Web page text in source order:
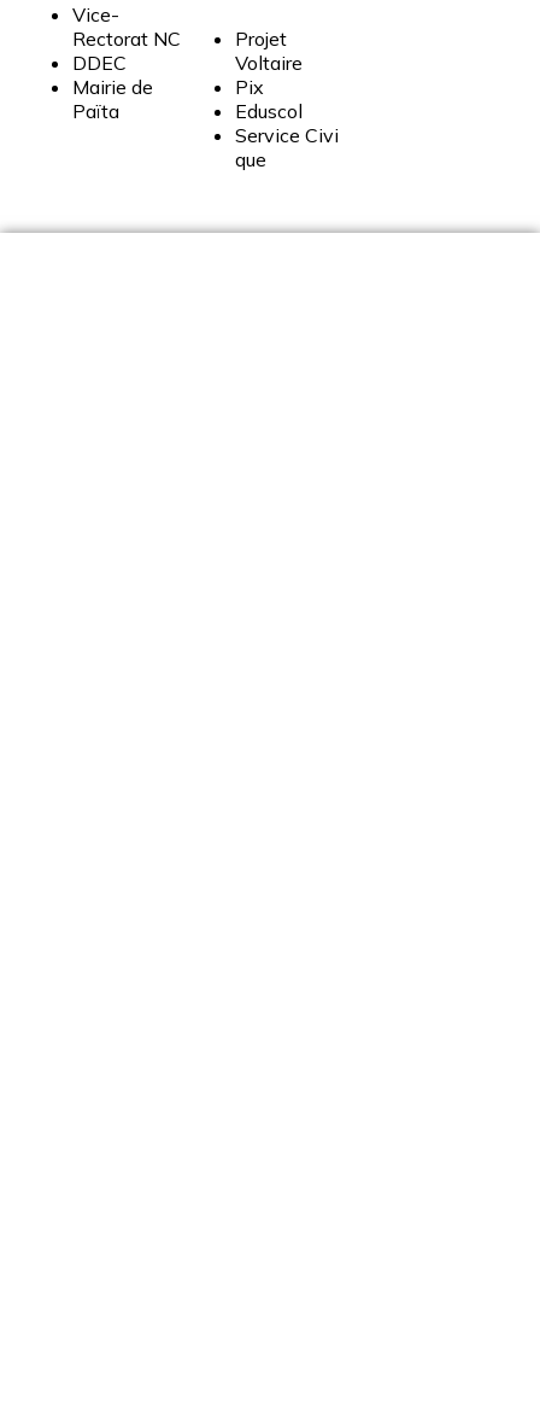
Vice-
Rectorat NC
DDEC
Mairie de
Païta
Projet
Voltaire
Pix
Eduscol
Service Civi
que